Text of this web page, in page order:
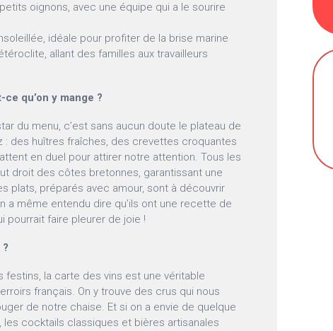
oignons, avec une équipe qui a le sourire
idéale pour profiter de la brise marine
allant des familles aux travailleurs
qu’on y mange ?
du menu, c’est sans aucun doute le plateau de
: des huîtres fraîches, des crevettes croquantes
en duel pour attirer notre attention. Tous les
droit des côtes bretonnes, garantissant une
plats, préparés avec amour, sont à découvrir
a même entendu dire qu’ils ont une recette de
pourrait faire pleurer de joie !
festins, la carte des vins est une véritable
français. On y trouve des crus qui nous
de notre chaise. Et si on a envie de quelque
les cocktails classiques et bières artisanales